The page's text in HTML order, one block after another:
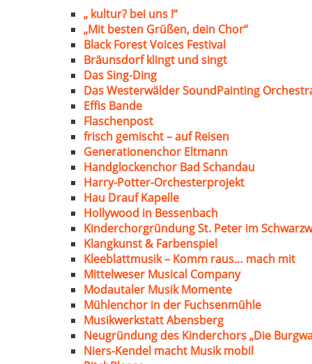
„ kultur? bei uns !“
„Mit besten Grüßen, dein Chor“
Black Forest Voices Festival
Bräunsdorf klingt und singt
Das Sing-Ding
Das Westerwälder SoundPainting
Effis Bande
Flaschenpost
frisch gemischt – auf Reisen
Generationenchor Eltmann
Handglockenchor Bad Schandau
Harry-Potter-Orchesterprojekt
Hau Drauf Kapelle
Hollywood in Bessenbach
Kinderchorgründung St. Peter im
Klangkunst & Farbenspiel
Kleeblattmusik – Komm raus… mach mit
Mittelweser Musical Company
Modautaler Musik Momente
Mühlenchor in der Fuchsenmühle
Musikwerkstatt Abensberg
Neugründung des Kinderchors „Die
Niers-Kendel macht Musik mobil